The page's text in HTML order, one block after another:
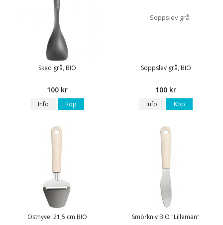
Sked grå, BIO
100 kr
Info Köp
Soppslev grå, BIO
100 kr
Info Köp
Osthyvel 21,5 cm BIO Smörkniv BIO "Lilleman"